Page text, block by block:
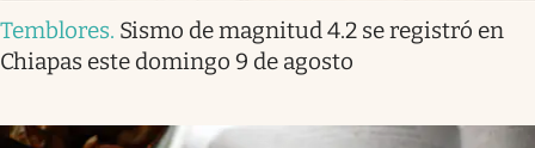
Temblores. Sismo de magnitud 4.2 se registró en
Chiapas este domingo 9 de agosto